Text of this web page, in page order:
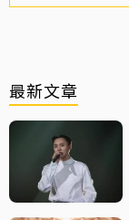
最新文章